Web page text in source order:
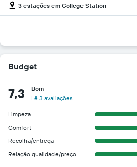
3 estações em College Station
Budget
7,3
Bom
Lê 3 avaliações
Limpeza
Comfort
Recolha/entrega
Relação qualidade/preço